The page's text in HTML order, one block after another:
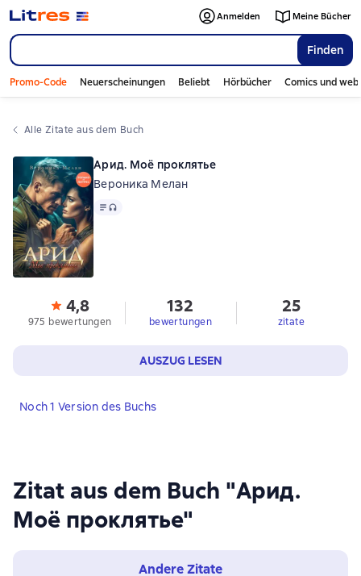
Finden
Anmelden Meine Bücher
Promo-Code Neuerscheinungen Beliebt Hörbücher Comics und
Alle Zitate aus dem Buch
Zitat aus dem Buch "Арид.
Моё проклятье"
Andere Zitate
Арид. Моё проклятье
Вероника Мелан
Text, Audioformat verfügbar
4,8
975 bewertungen
132
bewertungen
25
zitate
AUSZUG LESEN
Noch 1 Version des Buchs